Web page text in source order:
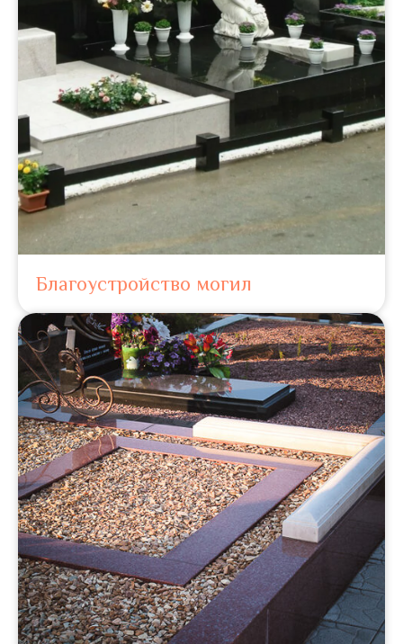
Благоустройство могил